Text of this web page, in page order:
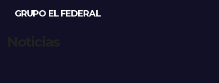
GRUPO EL FEDERAL